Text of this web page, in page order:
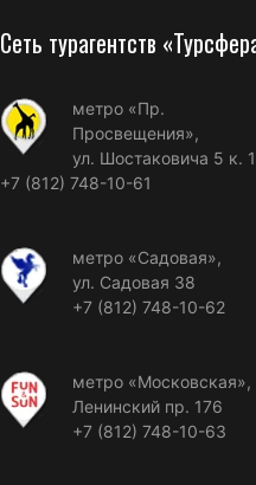
Сеть турагентств
метро «Пр.
Просвещения»,
ул. Шостаковича 5 к. 1
+7 (812) 748-10-61
метро «Садовая»,
ул. Садовая 38
+7 (812) 748-10-62
метро «Московская»,
Ленинский пр. 176
+7 (812) 748-10-63